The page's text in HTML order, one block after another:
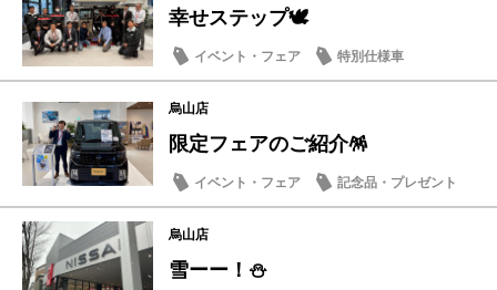
幸せステップ🕊️
イベント・フェア 特別仕様車
烏山店
限定フェアのご紹介🪅
イベント・フェア 記念品・プレゼント
烏山店
雪ーー！⛄️